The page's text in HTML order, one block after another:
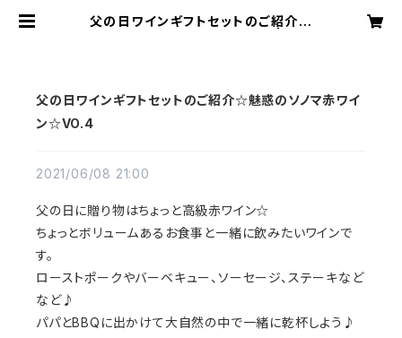
父の日ワインギフトセットのご紹介☆
父の日ワインギフトセットのご紹介☆魅惑のソノマ赤ワイ
ン☆VO.4
2021/06/08 21:00
父の日に贈り物はちょっと高級赤ワイン☆
ちょっとボリュームあるお食事と一緒に飲みたいワインで
す。
ローストポークやバーベキュー、ソーセージ、ステーキなど
など♪
パパとBBQに出かけて大自然の中で一緒に乾杯しよう♪